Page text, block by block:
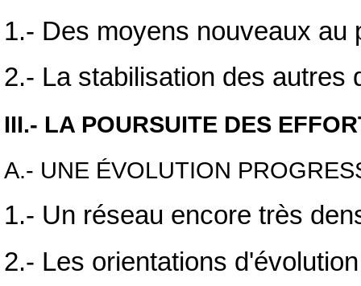
1.- Des moyens nouveaux au
2.- La stabilisation des autres
III.- LA POURSUITE DES
A.- UNE ÉVOLUTION
1.- Un réseau encore très
2.- Les orientations